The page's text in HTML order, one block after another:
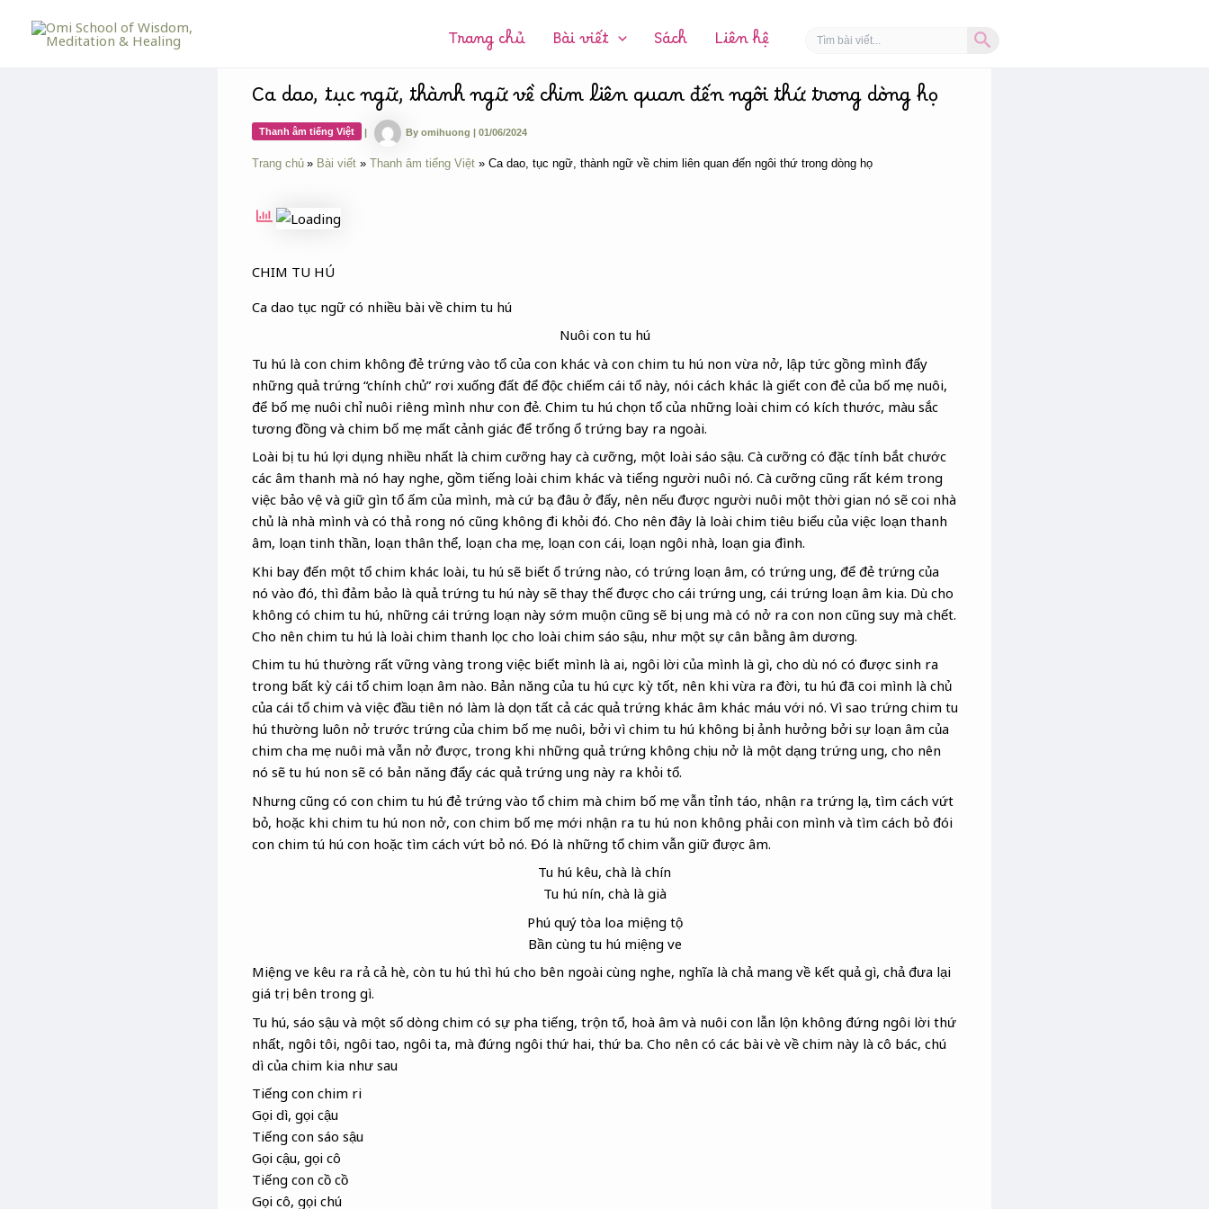
Trang chủ Bài viết Sách Liên hệ Search
for:
Ca dao, tục ngữ, thành ngữ về chim liên quan đến ngôi thứ trong dòng họ
Thanh âm tiếng Việt | By omihuong | 01/06/2024
Trang chủ Bài viết Thanh âm tiếng Việt Ca dao, tục ngữ, thành ngữ về chim liên quan đến ngôi thứ trong dòng họ
CHIM TU HÚ
Ca dao tục ngữ có nhiều bài về chim tu hú
Nuôi con tu hú
Tu hú là con chim không đẻ trứng vào tổ của con khác và con chim tu hú non vừa nở, lập tức gồng mình đẩy
những quả trứng “chính chủ” rơi xuống đất để độc chiếm cái tổ này, nói cách khác là giết con đẻ của bố mẹ nuôi,
để bố mẹ nuôi chỉ nuôi riêng mình như con đẻ. Chim tu hú chọn tổ của những loài chim có kích thước, màu sắc
tương đồng và chim bố mẹ mất cảnh giác để trống ổ trứng bay ra ngoài.
Loài bị tu hú lợi dụng nhiều nhất là chim cưỡng hay cà cưỡng, một loài sáo sậu. Cà cưỡng có đặc tính bắt chước
các âm thanh mà nó hay nghe, gồm tiếng loài chim khác và tiếng người nuôi nó. Cà cưỡng cũng rất kém trong
việc bảo vệ và giữ gìn tổ ấm của mình, mà cứ bạ đâu ở đấy, nên nếu được người nuôi một thời gian nó sẽ coi nhà
chủ là nhà mình và có thả rong nó cũng không đi khỏi đó. Cho nên đây là loài chim tiêu biểu của việc loạn thanh
âm, loạn tinh thần, loạn thân thể, loạn cha mẹ, loạn con cái, loạn ngôi nhà, loạn gia đình.
Khi bay đến một tổ chim khác loài, tu hú sẽ biết ổ trứng nào, có trứng loạn âm, có trứng ung, để đẻ trứng của
nó vào đó, thì đảm bảo là quả trứng tu hú này sẽ thay thế được cho cái trứng ung, cái trứng loạn âm kia. Dù cho
không có chim tu hú, những cái trứng loạn này sớm muộn cũng sẽ bị ung mà có nở ra con non cũng suy mà chết.
Cho nên chim tu hú là loài chim thanh lọc cho loài chim sáo sậu, như một sự cân bằng âm dương.
Chim tu hú thường rất vững vàng trong việc biết mình là ai, ngôi lời của mình là gì, cho dù nó có được sinh ra
trong bất kỳ cái tổ chim loạn âm nào. Bản năng của tu hú cực kỳ tốt, nên khi vừa ra đời, tu hú đã coi mình là chủ
của cái tổ chim và việc đầu tiên nó làm là dọn tất cả các quả trứng khác âm khác máu với nó. Vì sao trứng chim tu
hú thường luôn nở trước trứng của chim bố mẹ nuôi, bởi vì chim tu hú không bị ảnh hưởng bởi sự loạn âm của
chim cha mẹ nuôi mà vẫn nở được, trong khi những quả trứng không chịu nở là một dạng trứng ung, cho nên
nó sẽ tu hú non sẽ có bản năng đẩy các quả trứng ung này ra khỏi tổ.
Nhưng cũng có con chim tu hú đẻ trứng vào tổ chim mà chim bố mẹ vẫn tỉnh táo, nhận ra trứng lạ, tìm cách vứt
bỏ, hoặc khi chim tu hú non nở, con chim bố mẹ mới nhận ra tu hú non không phải con mình và tìm cách bỏ đói
con chim tú hú con hoặc tìm cách vứt bỏ nó. Đó là những tổ chim vẫn giữ được âm.
Tu hú kêu, chà là chín
Tu hú nín, chà là già
Phú quý tòa loa miệng tộ
Bần cùng tu hú miệng ve
Miệng ve kêu ra rả cả hè, còn tu hú thì hú cho bên ngoài cùng nghe, nghĩa là chả mang về kết quả gì, chả đưa lại
giá trị bên trong gì.
Tu hú, sáo sậu và một số dòng chim có sự pha tiếng, trộn tổ, hoà âm và nuôi con lẫn lộn không đứng ngôi lời thứ
nhất, ngôi tôi, ngôi tao, ngôi ta, mà đứng ngôi thứ hai, thứ ba. Cho nên có các bài vè về chim này là cô bác, chú
dì của chim kia như sau
Tiếng con chim ri
Gọi dì, gọi cậu
Tiếng con sáo sậu
Gọi cậu, gọi cô
Tiếng con cồ cồ
Gọi cô, gọi chú